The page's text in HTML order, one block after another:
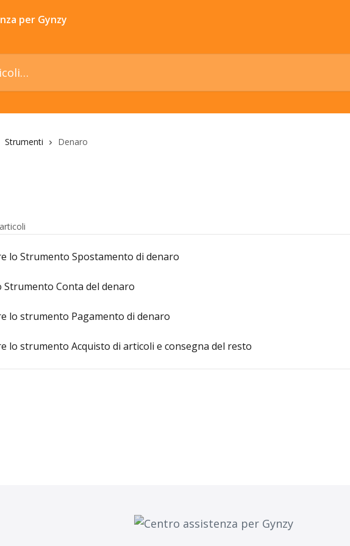
Strumenti Denaro
lo Strumento Spostamento di denaro
Strumento Conta del denaro
lo strumento Pagamento di denaro
lo strumento Acquisto di articoli e consegna del resto